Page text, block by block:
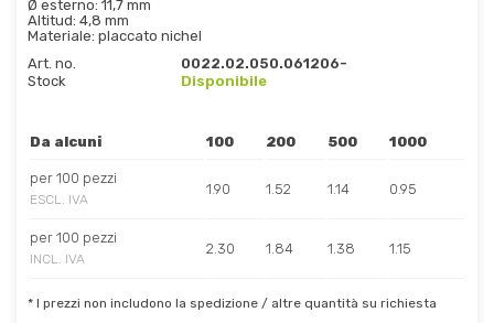
Ø esterno: 11,7 mm
Altitud: 4,8 mm
Materiale: placcato nichel
Art. no.
0022.02.050.061206-
Stock
Disponibile
Da alcuni 100 200 500 1000
per 100 pezzi
ESCL. IVA
1.90 1.52 1.14 0.95
per 100 pezzi
INCL. IVA
2.30 1.84 1.38 1.15
* I prezzi non includono la spedizione / altre quantità su richiesta